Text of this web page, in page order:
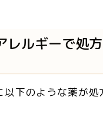
レルギーで処
下のような薬が処